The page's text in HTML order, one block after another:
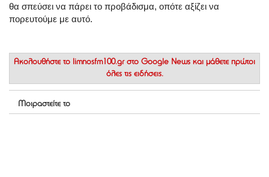
θα σπεύσει να πάρει το προβάδισμα, οπότε αξίζει να
πορευτούμε με αυτό.
Ακολουθήστε το limnosfm100.gr στο Google News και μάθετε πρώτοι
όλες τις ειδήσεις.
Μοιραστείτε το